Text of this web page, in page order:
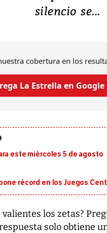
silencio se...
cobertura en los
La Estrella en
este miércoles 5 de agosto
récord en los Juegos
valientes los zetas?
solo obtiene
Un
7,1